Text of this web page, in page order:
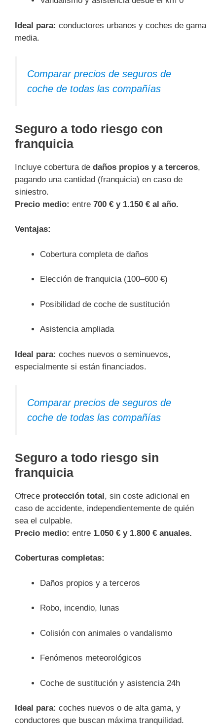
Ideal para: conductores urbanos y coches de gama
media.
Comparar precios de seguros de
coche de todas las compañías
Seguro a todo riesgo con
franquicia
Incluye cobertura de daños propios y a terceros,
pagando una cantidad (franquicia) en caso de
siniestro.
Precio medio: entre 700 € y 1.150 € al año.
Ventajas:
Cobertura completa de daños
Elección de franquicia (100–600 €)
Posibilidad de coche de sustitución
Asistencia ampliada
Ideal para: coches nuevos o seminuevos,
especialmente si están financiados.
Comparar precios de seguros de
coche de todas las compañías
Seguro a todo riesgo sin
franquicia
Ofrece protección total, sin coste adicional en
caso de accidente, independientemente de quién
sea el culpable.
Precio medio: entre 1.050 € y 1.800 € anuales.
Coberturas completas:
Daños propios y a terceros
Robo, incendio, lunas
Colisión con animales o vandalismo
Fenómenos meteorológicos
Coche de sustitución y asistencia 24h
Ideal para: coches nuevos o de alta gama, y
conductores que buscan máxima tranquilidad.